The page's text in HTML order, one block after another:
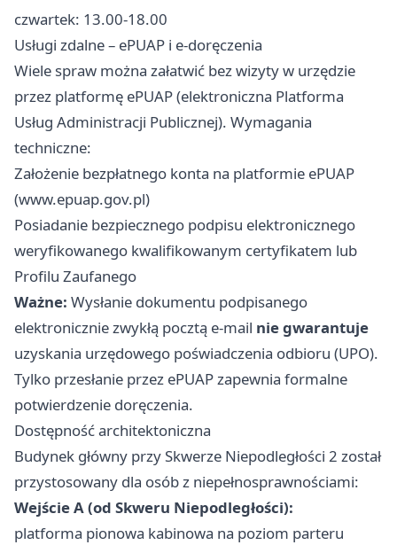
czwartek: 13.00-18.00
Usługi zdalne – ePUAP i e-doręczenia
Wiele spraw można załatwić bez wizyty w urzędzie
przez platformę ePUAP (elektroniczna Platforma
Usług Administracji Publicznej). Wymagania
techniczne:
Założenie bezpłatnego konta na platformie ePUAP
(www.epuap.gov.pl)
Posiadanie bezpiecznego podpisu elektronicznego
weryfikowanego kwalifikowanym certyfikatem lub
Profilu Zaufanego
Ważne: Wysłanie dokumentu podpisanego
elektronicznie zwykłą pocztą e-mail nie gwarantuje
uzyskania urzędowego poświadczenia odbioru (UPO).
Tylko przesłanie przez ePUAP zapewnia formalne
potwierdzenie doręczenia.
Dostępność architektoniczna
Budynek główny przy Skwerze Niepodległości 2 został
przystosowany dla osób z niepełnosprawnościami:
Wejście A (od Skweru Niepodległości):
platforma pionowa kabinowa na poziom parteru